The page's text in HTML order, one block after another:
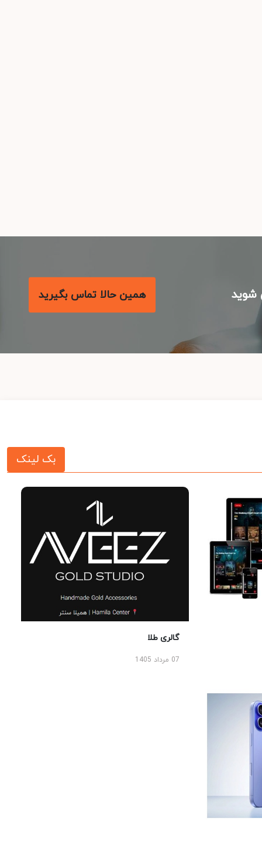
همین حالا تماس بگیرید
بک لینک
گالری طلا
07 مرداد 1405